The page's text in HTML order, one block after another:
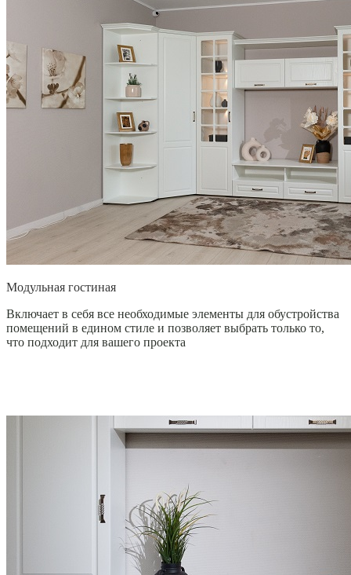
Модульная гостиная
Включает в себя все необходимые элементы для обустройства
помещений в едином стиле и позволяет выбрать только то,
что подходит для вашего проекта